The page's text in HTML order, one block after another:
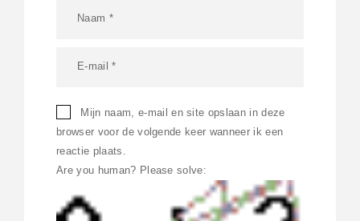
Mijn naam, e-mail en site opslaan in deze
browser voor de volgende keer wanneer ik een
reactie plaats.
Are you human? Please solve: